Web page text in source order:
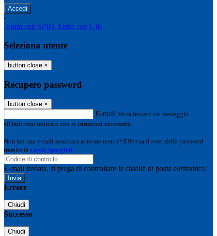
-
Entra con SPID Entra con CIE
Seleziona utente
button close ×
Recupero password
button close ×
E-mail Verrà inviato un messaggio
all'indirizzo indicato con le istruzioni necessarie.
Non hai una e-mail associata al nome utente? Effettua il reset della password
tramite la Login Spaggiari
E-mail inviata, si prega di controllare la casella di posta elettronica!
Errore
Chiudi
Successo
Chiudi